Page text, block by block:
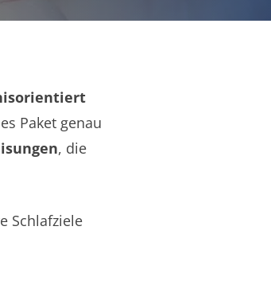
Paket genau
, die
Schlafziele